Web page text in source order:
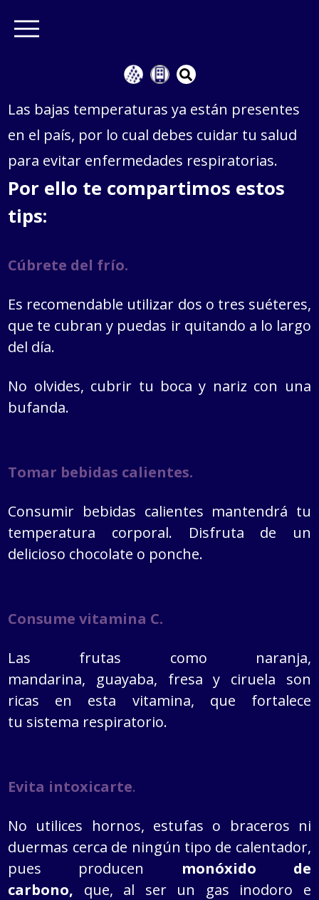
Las bajas temperaturas ya están presentes
en el país, por lo cual debes cuidar tu salud
para evitar enfermedades respiratorias.
Por ello te compartimos estos
tips:
Cúbrete del frío.
Es recomendable utilizar dos o tres suéteres,
que te cubran y puedas ir quitando a lo largo
del día.
No olvides, cubrir tu boca y nariz con una
bufanda.
Tomar bebidas calientes.
Consumir bebidas calientes mantendrá tu
temperatura corporal. Disfruta de un
delicioso chocolate o ponche.
Consume vitamina C.
Las frutas como naranja,
mandarina, guayaba, fresa y ciruela son
ricas en esta vitamina, que fortalece
tu sistema respiratorio.
Evita intoxicarte.
No utilices hornos, estufas o braceros ni
duermas cerca de ningún tipo de calentador,
pues producen monóxido de
carbono, que, al ser un gas inodoro e